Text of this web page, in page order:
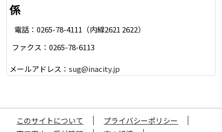
係
電話：0265-78-4111（内線2621 2622）
ファクス：0265-78-6113
メールアドレス：sug@inacity.jp
このサイトについて
プライバシーポリシー